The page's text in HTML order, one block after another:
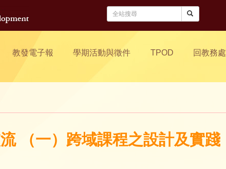
教發電子報 學期活動與徵件 TPOD 回教務處
（一）跨域課程之設計及實踐